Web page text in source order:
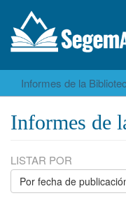
Informes de la
Informes de
LISTAR POR
Por fecha de